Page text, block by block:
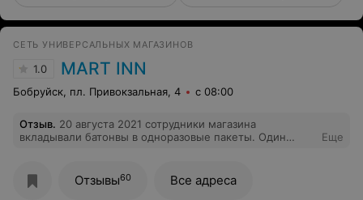
СЕТЬ УНИВЕРСАЛЬНЫХ МАГАЗИНОВ
1.0 MART INN
Бобруйск, пл. Привокзальная, 4 с 08:00
Отзыв. 20 августа 2021 сотрудники магазина
вкладывали батонвы в одноразовые пакеты. Один
Делать замечания бесполезно.
Еще
Отзывы60 Все адреса